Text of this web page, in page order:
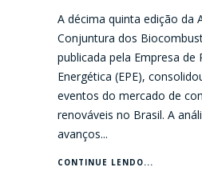
A décima quinta edição da
Conjuntura dos
publicada pela Empresa de
Energética (EPE),
eventos do mercado de
renováveis no Brasil. A
avanços...
CONTINUE LENDO...